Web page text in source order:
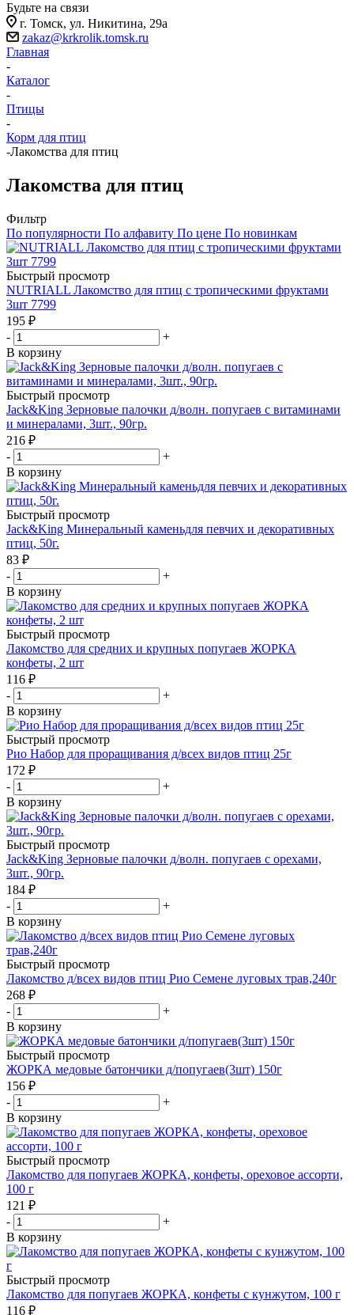
Будьте на связи
г. Томск, ​ул. Никитина, 29а
zakaz@krkrolik.tomsk.ru
Главная
-
Каталог
-
Птицы
-
Корм для птиц
-Лакомства для птиц
Лакомства для птиц
Фильтр
По популярности По алфавиту По цене По новинкам
Быстрый просмотр
NUTRIALL Лакомство для птиц с тропическими фруктами
3шт 7799
195 ₽
-
+
В корзину
Быстрый просмотр
Jack&King Зерновые палочки д/волн. попугаев с витаминами
и минералами, 3шт., 90гр.
216 ₽
-
+
В корзину
Быстрый просмотр
Jack&King Минеральный каменьдля певчих и декоративных
птиц, 50г.
83 ₽
-
+
В корзину
Быстрый просмотр
Лакомство для средних и крупных попугаев ЖОРКА
конфеты, 2 шт
116 ₽
-
+
В корзину
Быстрый просмотр
Рио Набор для проращивания д/всех видов птиц 25г
172 ₽
-
+
В корзину
Быстрый просмотр
Jack&King Зерновые палочки д/волн. попугаев с орехами,
3шт., 90гр.
184 ₽
-
+
В корзину
Быстрый просмотр
Лакомство д/всех видов птиц Рио Семене луговых трав,240г
268 ₽
-
+
В корзину
Быстрый просмотр
ЖОРКА медовые батончики д/попугаев(3шт) 150г
156 ₽
-
+
В корзину
Быстрый просмотр
Лакомство для попугаев ЖОРКА, конфеты, ореховое ассорти,
100 г
121 ₽
-
+
В корзину
Быстрый просмотр
Лакомство для попугаев ЖОРКА, конфеты с кунжутом, 100 г
116 ₽